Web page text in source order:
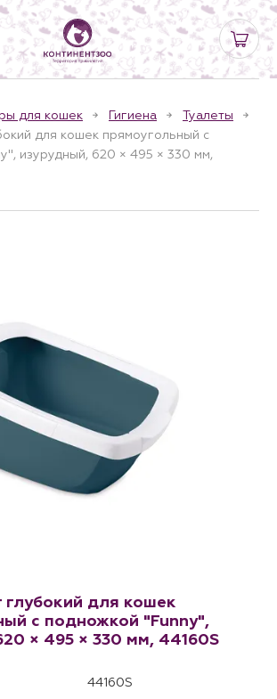
для кошек Гигиена
Туалеты
для кошек прямоугольный с
изурудный, 620 × 495 × 330 мм,
глубокий для кошек
с подножкой "Funny",
× 495 × 330 мм, 44160S
44160S